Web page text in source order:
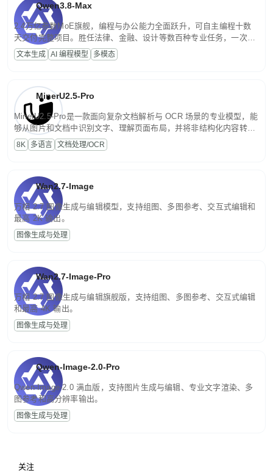
Qwen3.8-Max
2.4万亿参数MoE旗舰，编程与办公能力全面跃升，可自主编程十数
天交付完整项目。胜任法律、金融、设计等数百种专业任务，一次对
话端到端交付生产级成果。原生视觉理解贯穿规划、执行与验证全流
程，支持超长文档与长视频的深度语义解析。长程任务中自主规划与
文本生成 AI 编程模型 多模态
MinerU2.5-Pro
MinerU2.5-Pro是一款面向复杂文档解析与 OCR 场景的专业模型，能
够从图片和文档中识别文字、理解页面布局，并将非结构化内容转换
为便于存储、检索和二次处理的结构化结果。
8K 多语言 文档处理/OCR
Wan2.7-Image
万相 2.7 图像生成与编辑模型，支持组图、多图参考、交互式编辑和
最高 2K 输出。
图像生成与处理
Wan2.7-Image-Pro
万相 2.7 图像生成与编辑旗舰版，支持组图、多图参考、交互式编辑
和最高 4K 输出。
图像生成与处理
Qwen-Image-2.0-Pro
Qwen-Image-2.0 满血版，支持图片生成与编辑、专业文字渲染、多
图参考和高分辨率输出。
图像生成与处理
关注